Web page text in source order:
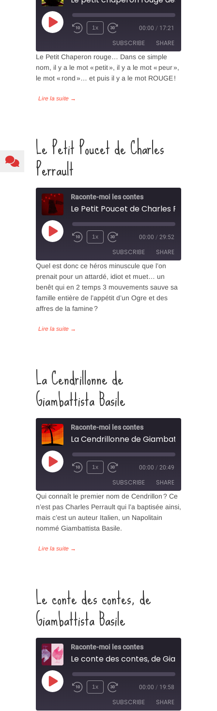
Play
1x 00:00 / 17:21
SUBSCRIBE SHARE
RSS FEED
SHARE
Le Petit Chaperon rouge… Dans ce simple
nom, il y a le mot « petit », il y a le mot « peur »,
le mot « rond »… et puis il y a le mot ROUGE !
Le Petit Poucet de Charles
Perrault
Raconte-moi les contes
Le Petit Poucet de Charles Perrault
Play
1x 00:00 / 29:52
SUBSCRIBE SHARE
RSS FEED
SHARE
LINK
Quel est donc ce héros minuscule que l’on
prenait pour un attardé, idiot et muet… un
benêt qui en 2 temps 3 mouvements sauve sa
famille entière de l’appétit d’un Ogre et des
affres de la famine ?
La Cendrillonne de
Giambattista Basile
Raconte-moi les contes
La Cendrillonne de Giambattista Basile
Play
1x 00:00 / 20:49
SUBSCRIBE SHARE
RSS FEED
SHARE
LINK
EMBED
Qui connaît le premier nom de Cendrillon ? Ce
n’est pas Charles Perrault qui l’a baptisée ainsi,
mais c’est un auteur Italien, un Napolitain
nommé Giambattista Basile.
Le conte des contes, de
Giambattista Basile
Raconte-moi les contes
Le conte des contes, de Giambattista
Play
1x 00:00 / 19:58
SUBSCRIBE SHARE